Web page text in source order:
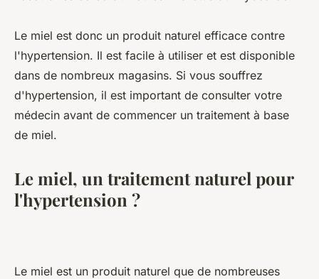
Le miel est donc un produit naturel efficace contre
l'hypertension. Il est facile à utiliser et est disponible
dans de nombreux magasins. Si vous souffrez
d'hypertension, il est important de consulter votre
médecin avant de commencer un traitement à base
de miel.
Le miel, un traitement naturel pour
l'hypertension ?
Le miel est un produit naturel que de nombreuses